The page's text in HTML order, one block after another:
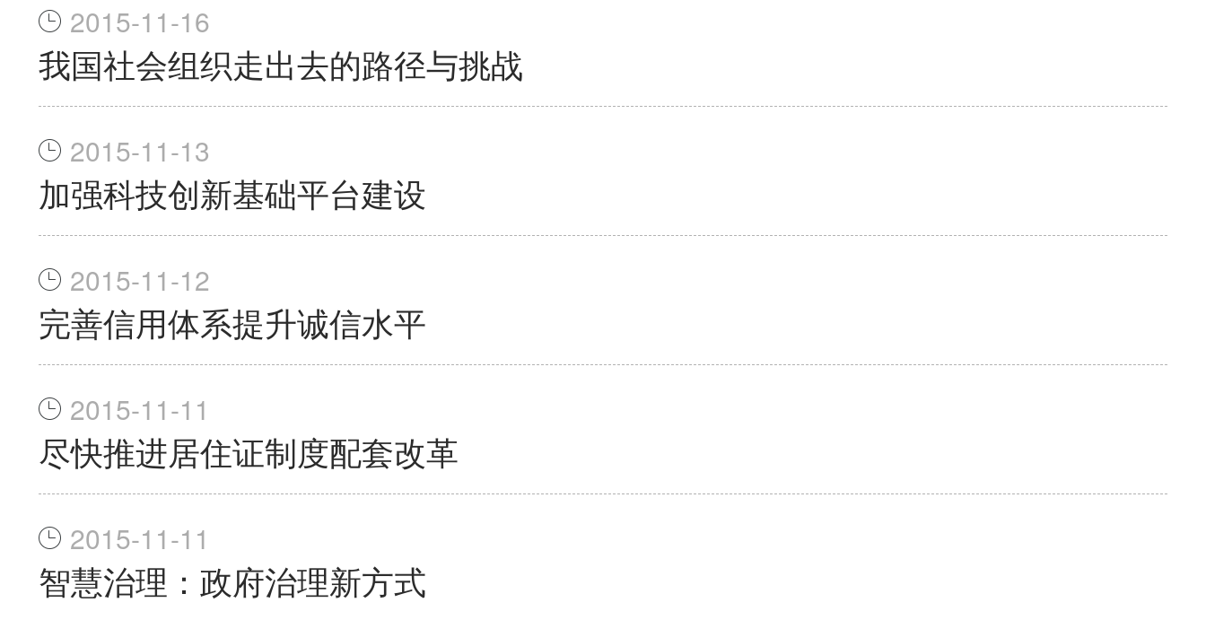
2015-11-16
我国社会组织走出去的路径与挑战
2015-11-13
加强科技创新基础平台建设
2015-11-12
完善信用体系提升诚信水平
2015-11-11
尽快推进居住证制度配套改革
2015-11-11
智慧治理：政府治理新方式